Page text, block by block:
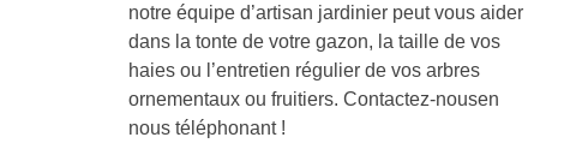
notre équipe d’artisan jardinier peut vous aider
dans la tonte de votre gazon, la taille de vos
haies ou l’entretien régulier de vos arbres
ornementaux ou fruitiers. Contactez-nousen
nous téléphonant !